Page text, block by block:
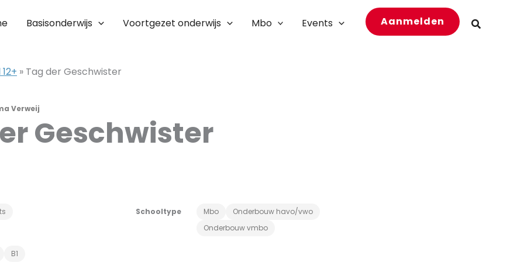
Basisonderwijs Voortgezet onderwijs Mbo Events Aanmelden Zoeken
» Tag der Geschwister
Verweij
Schooltype Mbo
Onderbouw havo/vwo
Onderbouw vmbo
B1
Geschwister